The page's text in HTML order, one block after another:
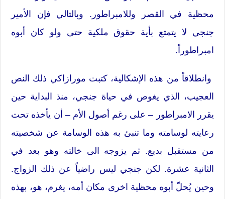
محظية في القصر وللامبراطور. وبالتالي فإن الأمير
جنجي لا يتمتع بأية حقوق ملكية حتى ولو كان أبوه
امبراطوراً.
وانطلاقاً من هذه الإشكالية، كتبت مورازاكي ذلك النص
العجيب، الذي يغوص في حياة جنجي، منذ البداية حين
يقرر الامبراطور – على رغم أصول الأم – أن يأخذه تحت
رعايته لوسامته وما تنبئ به هذه الوسامة عن شخصيته
من مستقبل بديع. ثم يزوجه الى خالته وهو بعد في
الثانية عشرة. لكن جنجي ليس راضياً عن ذلك الزواج.
وحين يُحلّ أبوه محظية اخرى مكان أمه، يغرم، هو، بهذه